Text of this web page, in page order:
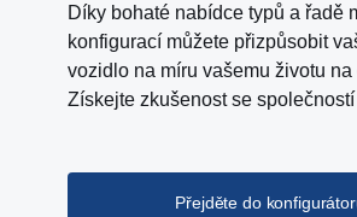
Díky bohaté nabídce typů a řadě
konfigurací můžete přizpůsobit
vozidlo na míru vašemu životu na
Získejte zkušenost se
Přejděte do